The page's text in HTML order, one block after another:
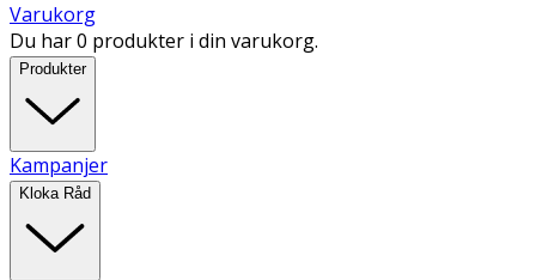
Varukorg
Du har 0 produkter i din varukorg.
Produkter
Kampanjer
Kloka Råd